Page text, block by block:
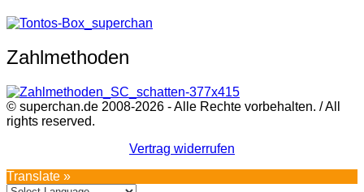
Zahlmethoden
© superchan.de 2008-2026 - Alle Rechte vorbehalten. / All
rights reserved.
Vertrag widerrufen
Translate »